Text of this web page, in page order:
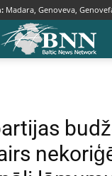
Madara, Genoveva,